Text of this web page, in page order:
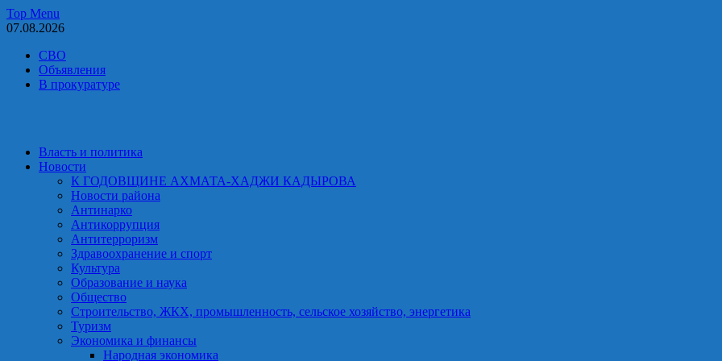
Skip
to
Top Menu
07.08.2026
СВО
Объявления
В прокуратуре
Власть и политика
Новости
К ГОДОВЩИНЕ АХМАТА-ХАДЖИ КАДЫРОВА
Новости района
Антинарко
Антикоррупция
Антитерроризм
Здравоохранение и спорт
Культура
Образование и наука
Общество
Строительство, ЖКХ, промышленность, сельское хозяйство, энергетика
Туризм
Экономика и финансы
Народная экономика